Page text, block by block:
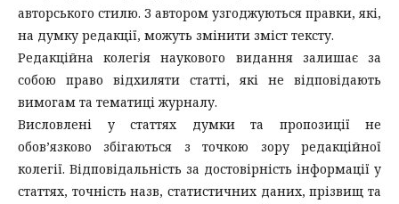
авторського стилю. З автором узгоджуються правки, які,
на думку редакції, можуть змінити зміст тексту.
Редакційна колегія наукового видання залишає за
собою право відхиляти статті, які не відповідають
вимогам та тематиці журналу.
Висловлені у статтях думки та пропозиції не
обов’язково збігаються з точкою зору редакційної
колегії. Відповідальність за достовірність інформації у
статтях, точність назв, статистичних даних, прізвищ та